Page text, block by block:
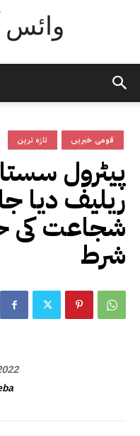
تازہ ترین قومی خبریں
پیٹرول
ریلیف دیا
شجاعت کی
شرط